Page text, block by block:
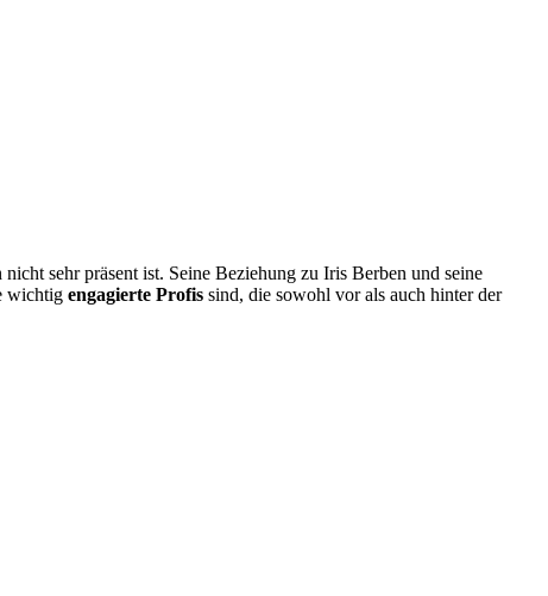
sehr präsent ist. Seine Beziehung zu Iris Berben und seine
wichtig engagierte Profis sind, die sowohl vor als auch hinter der